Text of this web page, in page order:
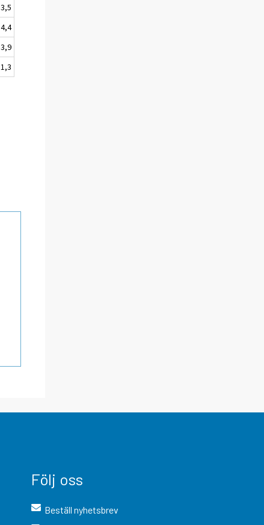
3,5
4,4
3,9
1,3
Följ oss
Beställ nyhetsbrev